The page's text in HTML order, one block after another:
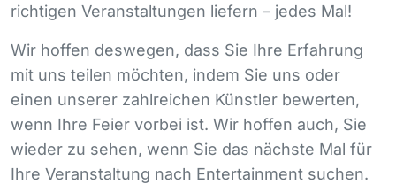
richtigen Veranstaltungen liefern – jedes Mal!
Wir hoffen deswegen, dass Sie Ihre Erfahrung
mit uns teilen möchten, indem Sie uns oder
einen unserer zahlreichen Künstler bewerten,
wenn Ihre Feier vorbei ist. Wir hoffen auch, Sie
wieder zu sehen, wenn Sie das nächste Mal für
Ihre Veranstaltung nach Entertainment suchen.